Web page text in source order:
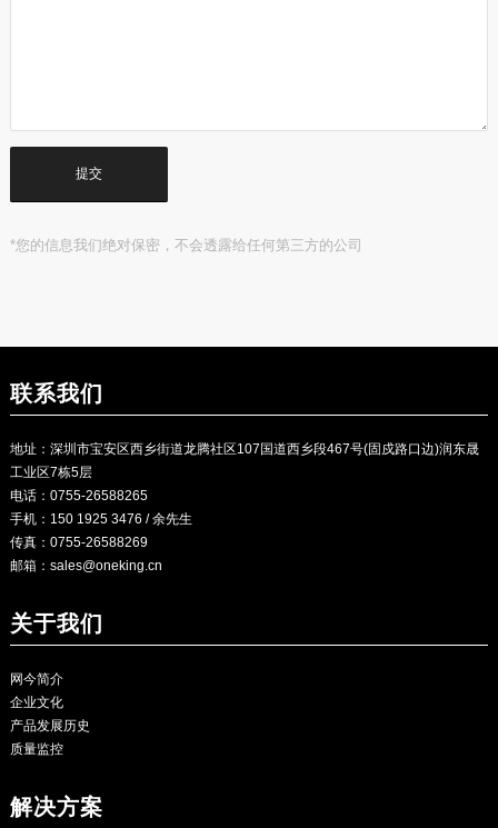
*您的信息我们绝对保密，不会透露给任何第三方的公司
联系我们
地址：深圳市宝安区西乡街道龙腾社区107国道西乡段467号(固戍路口边)润东晟
工业区7栋5层
电话：0755-26588265
手机：150 1925 3476 / 余先生
传真：0755-26588269
邮箱： sales@oneking.cn
关于我们
网今简介
企业文化
产品发展历史
质量监控
解决方案